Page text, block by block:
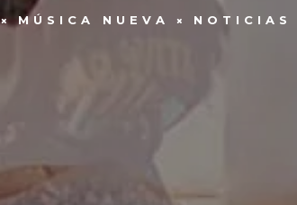
MÚSICA NUEVA
NOTICIAS